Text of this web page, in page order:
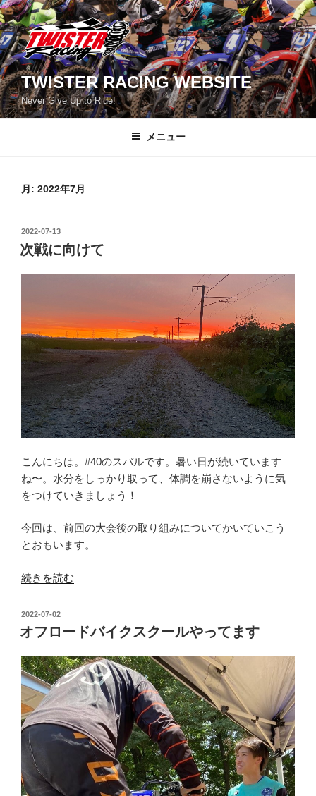
コ
ン
テ
ン
ツ
へ
ス
TWISTER RACING WEBSITE
Never Give Up to Ride!
メニュー
月: 2022年7月
投
稿
日:
2022-07-13
次戦に向けて
こんにちは。#40のスバルです。暑い日が続いています
ね〜。水分をしっかり取って、体調を崩さないように気
をつけていきましょう！
今回は、前回の大会後の取り組みについてかいていこう
とおもいます。
“次
に
向
て”
の
続きを読む
投
稿
日:
2022-07-02
オフロードバイクスクールやってます